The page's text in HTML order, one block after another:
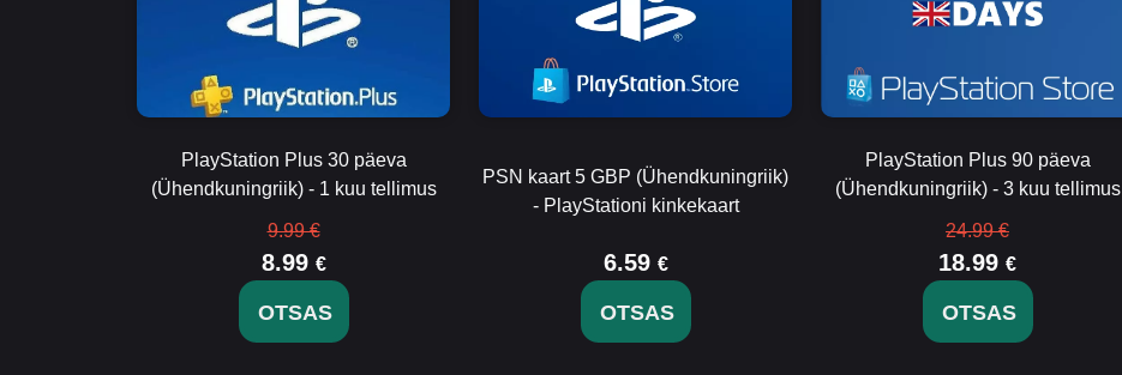
PlayStation Plus 30 päeva
(Ühendkuningriik) - 1 kuu tellimus
9.99 €
8.99 €
OTSAS
PSN kaart 5 GBP (Ühendkuningriik)
- PlayStationi kinkekaart
6.59 €
OTSAS
PlayStation Plus 90 päeva
(Ühendkuningriik) - 3 kuu tellimus
24.99 €
18.99 €
OTSAS